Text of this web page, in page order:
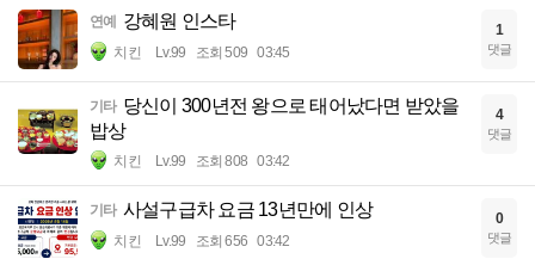
연예 강혜원 인스타
치킨 Lv.99 조회 509 03:45
1
댓글
기타 당신이 300년전 왕으로 태어났다면 받았을
밥상
치킨 Lv.99 조회 808 03:42
4
댓글
기타 사설구급차 요금 13년만에 인상
치킨 Lv.99 조회 656 03:42
0
댓글